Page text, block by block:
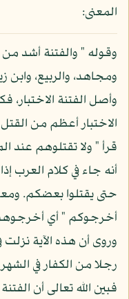
المعنى:
وقوله " والفتنة أشد
ومجاهد، والربيع، وابن
وأصل الفتنة الاختبار،
الاختبار أعظم من
قرأ " ولا تقتلوهم عند
أنه جاء في كلام العرب
حتى يقتلوا بعضكم.
أخرجوكم " أي
وروى أن هذه الآية
رجلا من الكفار في
فبين الله تعالى أن